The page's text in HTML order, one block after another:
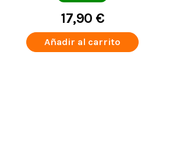
17,90 €
Añadir al carrito